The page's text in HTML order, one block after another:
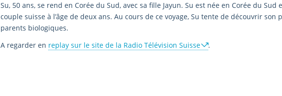
Su, 50 ans, se rend en Corée du Sud, avec sa fille Jayun. Su est née en Corée du
couple suisse à l’âge de deux ans. Au cours de ce voyage, Su tente de découvrir son
parents biologiques.
A regarder en replay sur le site de la Radio Télévision Suisse .